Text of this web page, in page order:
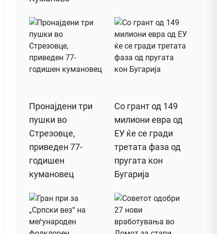
Пронајдени три
пушки во
Стрезовце,
приведен 77-
годишен
кумановец
Со грант од 149
милиони евра од
ЕУ ќе се гради
третата фаза од
пругата кон
Бугарија